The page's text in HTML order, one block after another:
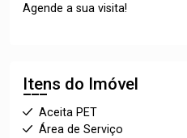
Agende a sua visita!
Itens do Imóvel
Aceita PET
Área de Serviço